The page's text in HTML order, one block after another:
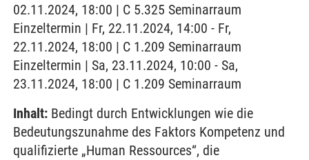
02.11.2024, 18:00 | C 5.325 Seminarraum
Einzeltermin | Fr, 22.11.2024, 14:00 - Fr,
22.11.2024, 18:00 | C 1.209 Seminarraum
Einzeltermin | Sa, 23.11.2024, 10:00 - Sa,
23.11.2024, 18:00 | C 1.209 Seminarraum
Inhalt: Bedingt durch Entwicklungen wie die
Bedeutungszunahme des Faktors Kompetenz und
qualifizierte „Human Ressources“, die